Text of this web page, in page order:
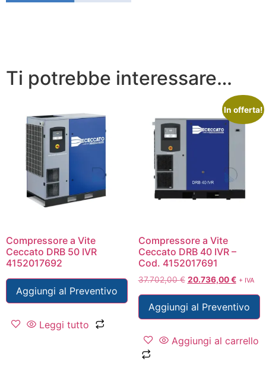
Ti potrebbe interessare…
Compressore a Vite
Ceccato DRB 50 IVR
4152017692
Aggiungi al Preventivo
Leggi tutto
In offerta!
Compressore a Vite
Ceccato DRB 40 IVR –
Cod. 4152017691
37.702,00€ 20.736,00€ + IVA
Aggiungi al Preventivo
Aggiungi al carrello